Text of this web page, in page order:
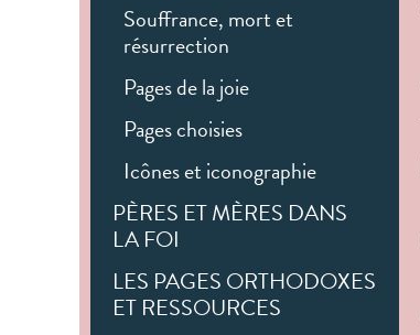
Souffrance, mort et
résurrection
Pages de la joie
Pages choisies
Icônes et iconographie
PÈRES ET MÈRES DANS
LA FOI
LES PAGES ORTHODOXES
ET RESSOURCES